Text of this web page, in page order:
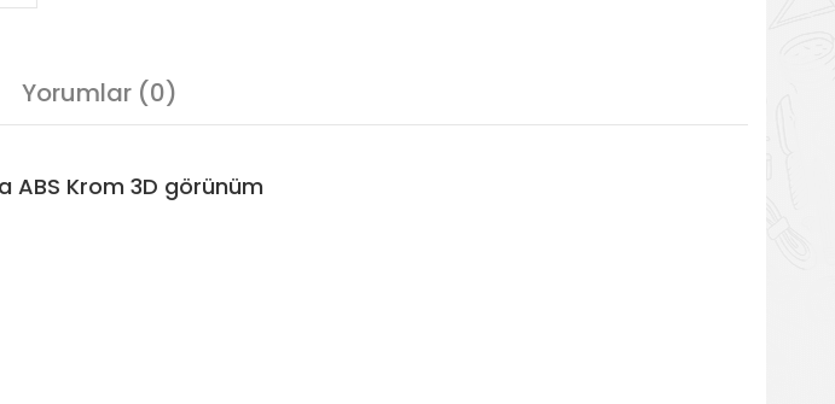
Yorumlar (0)
ABS Krom 3D görünüm